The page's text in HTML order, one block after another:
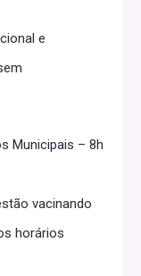
e
Municipais – 8h
vacinando
horários